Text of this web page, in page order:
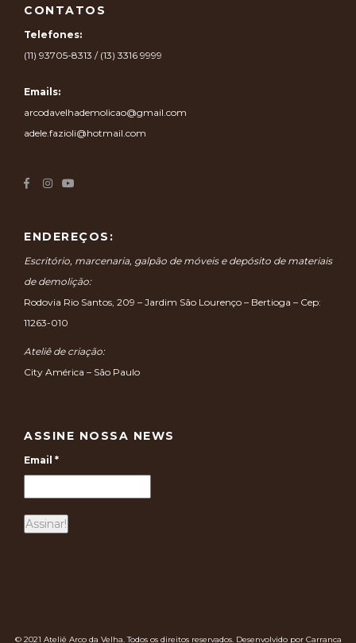
CONTATOS
Telefones:
(11) 93705-8313 / (13) 3316 9999
Emails:
arcodavelhademolicao@gmail.com
adele.fazioli@hotmail.com
ENDEREÇOS:
Escritório, marcenaria, galpão de móveis e depósito de materiais
de demolição:
Rodovia Rio Santos, 209 – Jardim São Lourenço – Bertioga – Cep:
11263-010
Ateliê de criação:
City América – São Paulo
ASSINE NOSSA NEWS
Email *
© 2021 Ateliê Arco da Velha. Todos os direitos reservados. Desenvolvido por Carranca